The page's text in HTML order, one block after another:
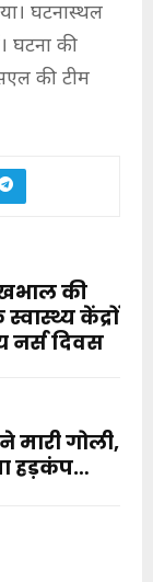
घटनास्थल
घटना की
की टीम
की
केंद्रों
नर्स दिवस
मारी गोली,
हड़कंप…